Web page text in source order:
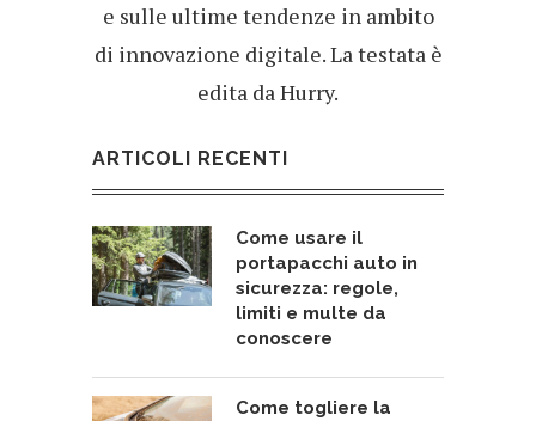
e sulle ultime tendenze in ambito
di innovazione digitale. La testata è
edita da Hurry.
ARTICOLI RECENTI
Come usare il
portapacchi auto in
sicurezza: regole,
limiti e multe da
conoscere
Come togliere la